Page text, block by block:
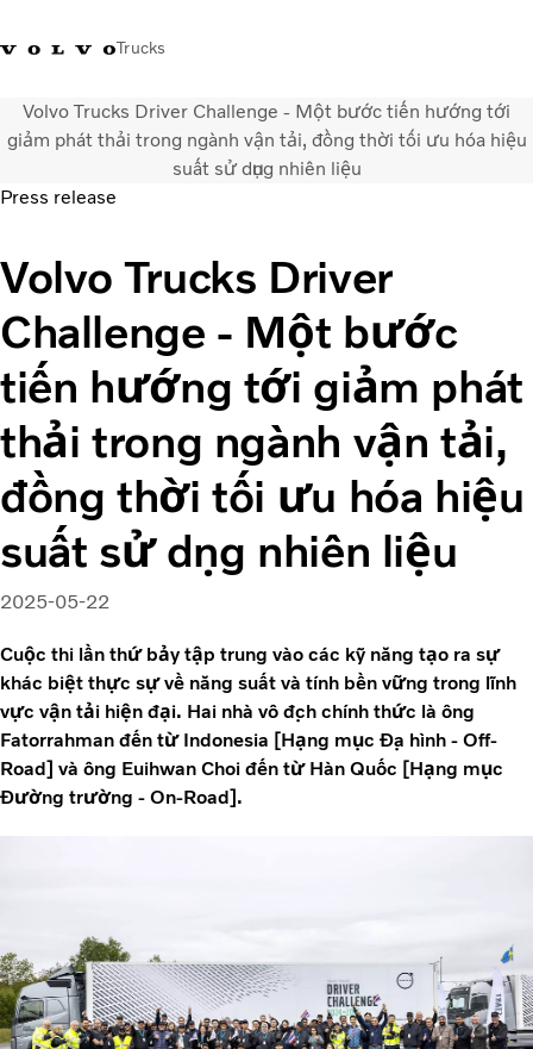
Trucks
Xe tải Volvo - Tiếng ViệtVietnam+84 886062112
Transport solutions
Services
Dealer locator
News
About Us
Contact Us
Volvo Trucks Driver Challenge - Một bước tiến hướng tới
giảm phát thải trong ngành vận tải, đồng thời tối ưu hóa hiệu
suất sử dụng nhiên liệu
Press release
Volvo Trucks Driver
Challenge - Một bước
tiến hướng tới giảm phát
thải trong ngành vận tải,
đồng thời tối ưu hóa hiệu
suất sử dụng nhiên liệu
2025-05-22
Cuộc thi lần thứ bảy tập trung vào các kỹ năng tạo ra sự
khác biệt thực sự về năng suất và tính bền vững trong lĩnh
vực vận tải hiện đại. Hai nhà vô địch chính thức là ông
Fatorrahman đến từ Indonesia [Hạng mục Địa hình - Off-
Road] và ông Euihwan Choi đến từ Hàn Quốc [Hạng mục
Đường trường - On-Road].